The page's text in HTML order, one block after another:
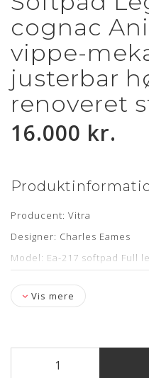
af
billedgalleriet
cognac
vippe-
justerbar
renoveret
16.000 kr.
Producent: Vitra
Designer: Charles Eames
Model: Ea-217 softpad Full
Stand: Fremstår komplet
Funktion: Låsbar vippe-
Levering: ca. 8 uger
Vis mere